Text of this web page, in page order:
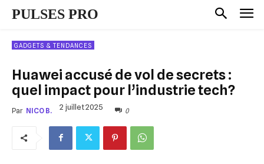
PULSES PRO
GADGETS & TENDANCES
Huawei accusé de vol de secrets :
quel impact pour l’industrie tech?
Par NICO B. 2 juillet 2025 0